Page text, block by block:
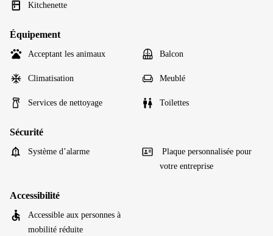
Kitchenette
Équipement
Acceptant les animaux Balcon
Climatisation Meublé
Services de nettoyage Toilettes
Sécurité
Système d’alarme
Plaque personnalisée pour
votre entreprise
Accessibilité
Accessible aux personnes à
mobilité réduite